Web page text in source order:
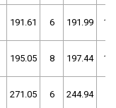
191.61 6 191.99 18
195.05 8 197.44 16
271.05 6 244.94